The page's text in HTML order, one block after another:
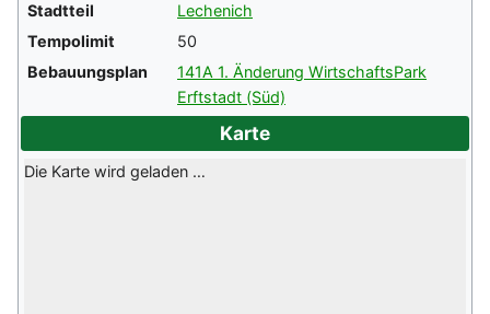
Stadtteil
Lechenich
Tempolimit
50
Bebauungsplan
141A 1. Änderung WirtschaftsPark
Erftstadt (Süd)
Karte
Die Karte wird geladen …